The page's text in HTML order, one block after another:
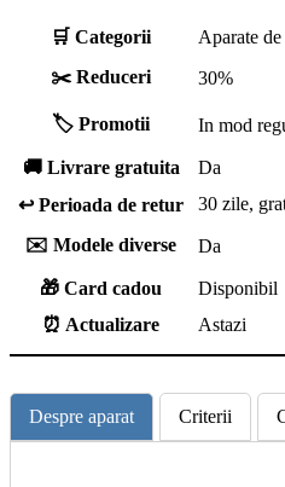
🛒 Categorii
Aparate
✂️ Reduceri
30%
🏷️ Promotii In mod
🚚 Livrare gratuita
Da
↩️ Perioada de retur
30 zile,
✉️ Modele diverse
Da
🎁 Card cadou
Disponibil
⏰ Actualizare
Astazi
Despre aparat Criterii